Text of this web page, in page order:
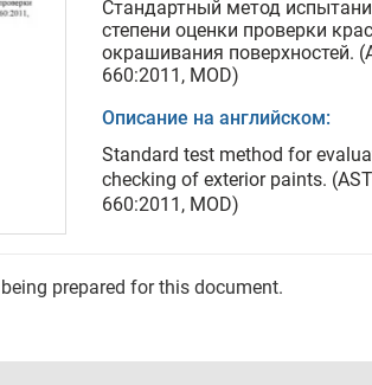
Стандартный метод
степени оценки проверки
окрашивания поверхностей.
660:2011, MOD)
Описание на английском:
Standard test method for
checking of exterior paints.
660:2011, MOD)
prepared for this document.